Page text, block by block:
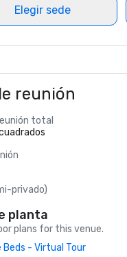
Elegir sede
reunión
total
privado)
planta
plans for this venue.
Beds - Virtual Tour